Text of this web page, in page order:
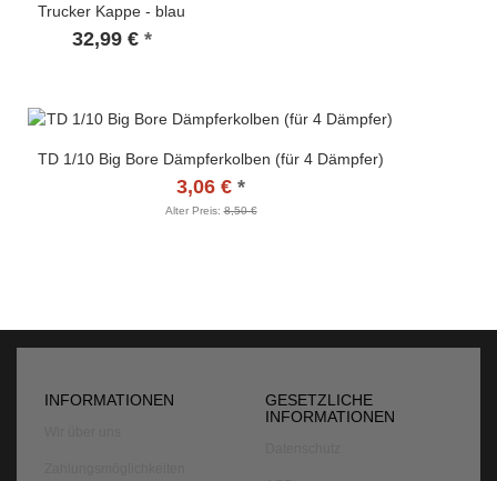
Trucker Kappe - blau
32,99 € *
TD 1/10 Big Bore Dämpferkolben (für 4 Dämpfer)
3,06 € *
Alter Preis:8,50 €
INFORMATIONEN
GESETZLICHE
INFORMATIONEN